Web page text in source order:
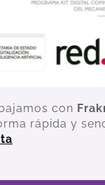
con
rápida y